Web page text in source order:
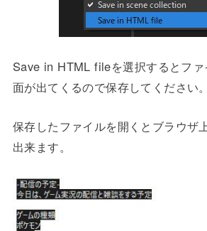
Save in HTML fileを選択するとフ
面が出てくるので保存してください。
保存したファイルを開くとブラウザ
出来ます。